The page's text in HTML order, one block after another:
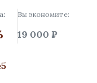
Вы экономите:
19 000 ₽